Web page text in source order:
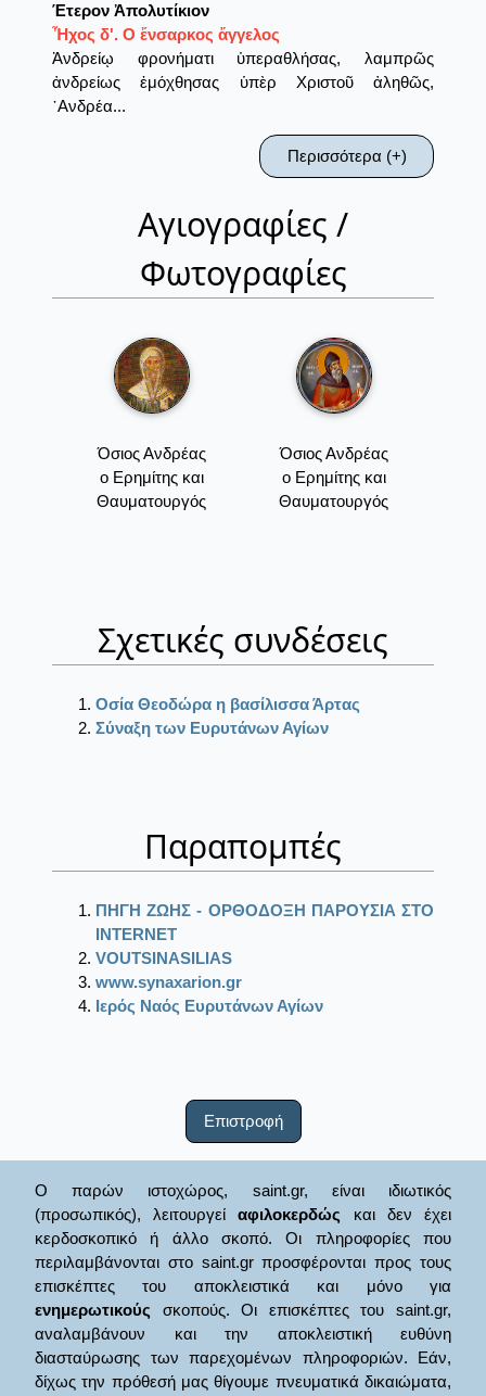
Έτερον Ἀπολυτίκιον
Ἦχος δ'. Ο ἔνσαρκος ἄγγελος
Ἀνδρείῳ φρονήματι ὑπεραθλήσας, λαμπρῶς
ἀνδρείως ἐμόχθησας ὑπὲρ Χριστοῦ ἀληθῶς,
᾿Ανδρέα...
Περισσότερα (+)
Αγιογραφίες /
Φωτογραφίες
Όσιος Ανδρέας
ο Ερημίτης και
Θαυματουργός
Όσιος Ανδρέας
ο Ερημίτης και
Θαυματουργός
Σχετικές συνδέσεις
Οσία Θεοδώρα η βασίλισσα Άρτας
Σύναξη των Ευρυτάνων Αγίων
Παραπομπές
ΠΗΓΗ ΖΩΗΣ - ΟΡΘΟΔΟΞΗ ΠΑΡΟΥΣΙΑ ΣΤΟ
ΙΝΤΕRΝΕΤ
VOUTSINASILIAS
www.synaxarion.gr
Ιερός Ναός Ευρυτάνων Αγίων
Επιστροφή
Ο παρών ιστοχώρος, saint.gr, είναι ιδιωτικός
(προσωπικός), λειτουργείαφιλοκερδώς και δεν έχει
κερδοσκοπικό ή άλλο σκοπό. Οι πληροφορίες που
περιλαμβάνονται στο saint.gr προσφέρονται προς τους
επισκέπτες του αποκλειστικά και μόνο για
ενημερωτικούς σκοπούς. Οι επισκέπτες του saint.gr,
αναλαμβάνουν και την αποκλειστική ευθύνη
διασταύρωσης των παρεχομένων πληροφοριών. Εάν,
δίχως την πρόθεσή μας θίγουμε πνευματικά δικαιώματα,